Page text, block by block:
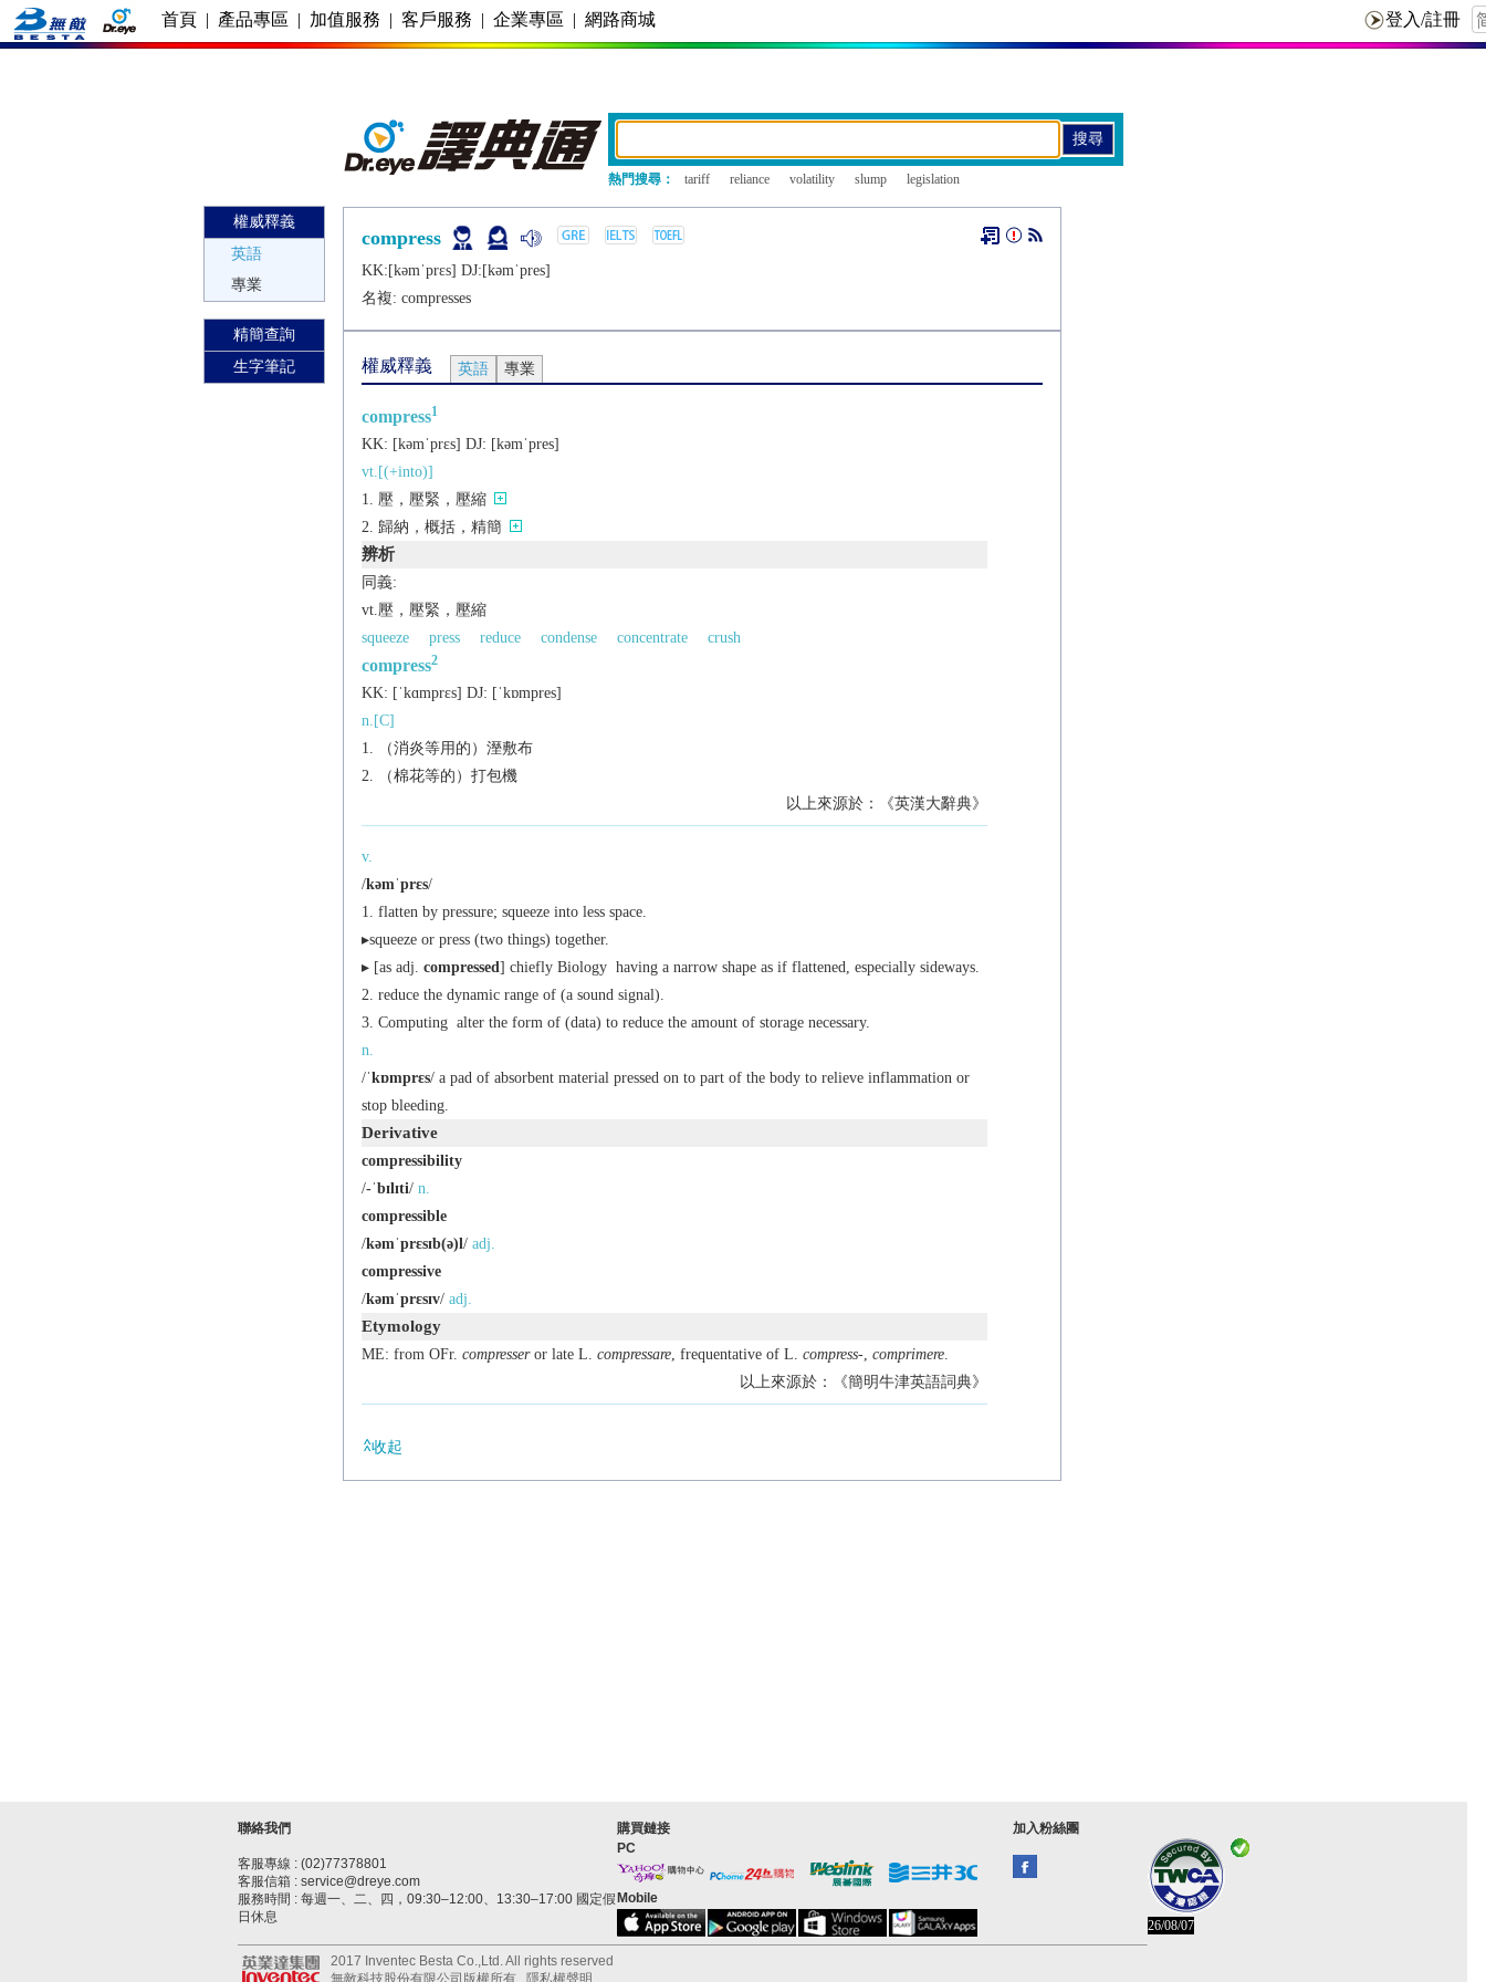
首頁 | 產品專區 | 加值服務 | 客戶服務 | 企業專區 | 網路商城
熱門搜尋： tariff reliance volatility slump legislation
權威釋義
英語
專業
精簡查詢
生字筆記
compress
KK:[kǝmˈprɛs] DJ:[kǝmˈprеs]
名複: compresses
權威釋義 英語 專業
compress1
KK: [kǝmˈprɛs] DJ: [kǝmˈprеs]
vt.[(+into)]
壓，壓緊，壓縮
歸納，概括，精簡
辨析
同義:
vt.壓，壓緊，壓縮
squeeze
press reduce condense concentrate crush
compress2
KK: [ˈkɑmprɛs] DJ: [ˈkɒmprеs]
n.[C]
（消炎等用的）溼敷布
（棉花等的）打包機
以上來源於：《英漢大辭典》
v.
/kəmˈprɛs/
flatten by pressure; squeeze into less space.
▸squeeze or press (two things) together.
▸ [as adj. compressed ] chiefly Biology having a narrow shape as if flattened, especially sideways.
reduce the dynamic range of (a sound signal).
Computing alter the form of (data) to reduce the amount of storage necessary.
n.
/ˈkɒmprɛs/ a pad of absorbent material pressed on to part of the body to relieve inflammation or
stop bleeding.
Derivative
compressibility
/-ˈbɪlɪti/ n.
compressible
/kəmˈprɛsɪb(ə)l / adj.
compressive
/kəmˈprɛsɪv/ adj.
Etymology
ME: from OFr. compresseror late L. compressare, frequentative of L. compress-, comprimere.
以上來源於：《簡明牛津英語詞典》
收起
聯絡我們
客服專線 : (02)77378801
客服信箱 : service@dreye.com
服務時間 : 每週一、二、四，09:30–12:00、13:30–17:00 國定假
日休息
購買鏈接
PC
Mobile
加入粉絲團
26/08/07
2017 Inventec Besta Co.,Ltd. All rights reserved
無敵科技股份有限公司版權所有
隱私權聲明